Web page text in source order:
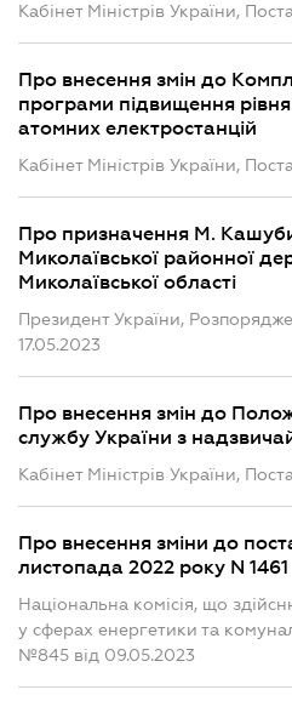
Кабінет Міністрів України,
Про внесення змін до
програми підвищення
атомних електростанцій
Кабінет Міністрів України,
Про призначення М.
Миколаївської районної
Миколаївської області
Президент України,
17.05.2023
Про внесення змін до
службу України з
Кабінет Міністрів України,
Про внесення зміни до
листопада 2022 року N 1461
Національна комісія, що
у сферах енергетики та
№845 від 09.05.2023